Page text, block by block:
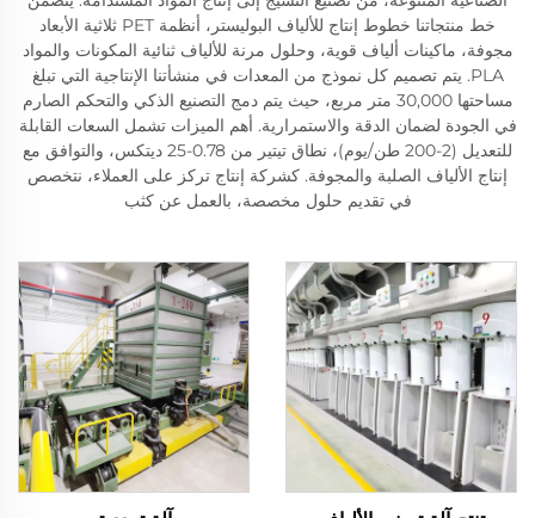
خط منتجاتنا خطوط إنتاج للألياف البوليستر، أنظمة PET ثلاثية الأبعاد
مجوفة، ماكينات ألياف قوية، وحلول مرنة للألياف ثنائية المكونات والمواد
PLA. يتم تصميم كل نموذج من المعدات في منشأتنا الإنتاجية التي تبلغ
مساحتها 30,000 متر مربع، حيث يتم دمج التصنيع الذكي والتحكم الصارم
في الجودة لضمان الدقة والاستمرارية. أهم الميزات تشمل السعات القابلة
للتعديل (2-200 طن/يوم)، نطاق تيتير من 0.78-25 ديتكس، والتوافق مع
إنتاج الألياف الصلبة والمجوفة. كشركة إنتاج تركز على العملاء، نتخصص
في تقديم حلول مخصصة، بالعمل عن كثب